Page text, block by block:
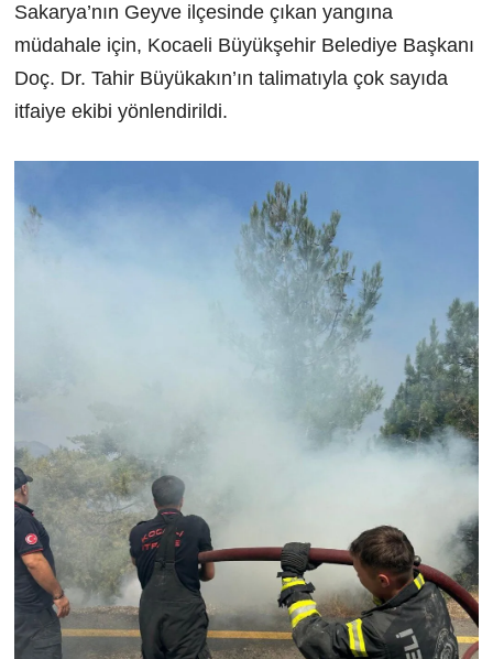
Sakarya’nın Geyve ilçesinde çıkan yangına
müdahale için, Kocaeli Büyükşehir Belediye Başkanı
Doç. Dr. Tahir Büyükakın’ın talimatıyla çok sayıda
itfaiye ekibi yönlendirildi.